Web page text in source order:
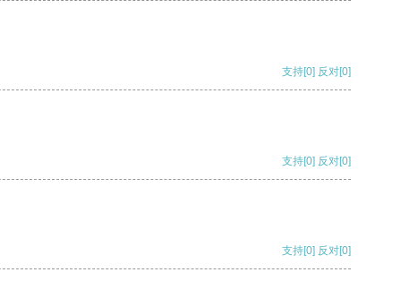
支持[0] 反对[0]
支持[0] 反对[0]
支持[0] 反对[0]